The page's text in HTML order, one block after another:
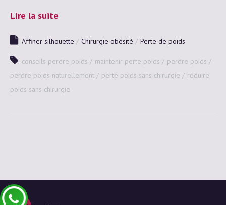
Lire la suite
Affiner silhouette Chirurgie obésité Perte de poids
conseils perdre poids maintenir perte poids
perdre poids
perdre poids naturellement
perte poids sans chirurgie
réduire
poids sans chirurgie